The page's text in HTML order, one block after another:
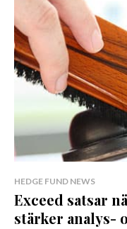
HEDGE FUND NEWS
Exceed satsar
stärker analys-